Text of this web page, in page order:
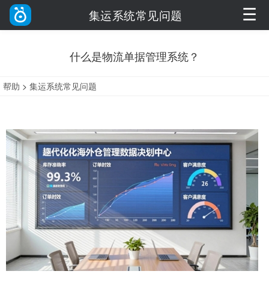
集运系统常见问题 ☰
什么是物流单据管理系统？
帮助 > 集运系统常见问题